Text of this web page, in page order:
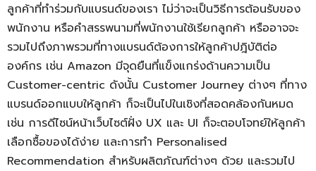
ลูกค้าที่ทำร่วมกับแบรนด์ของเรา ไม่ว่าจะเป็นวิธีการต้อนรับของ
พนักงาน หรือคำสรรพนามที่พนักงานใช้เรียกลูกค้า หรืออาจจะ
รวมไปถึงภาพรวมที่ทางแบรนด์ต้องการให้ลูกค้าปฎิบัติต่อ
องค์กร เช่น Amazon มีจุดยืนที่แข็งแกร่งด้านความเป็น
Customer-centric ดังนั้น Customer Journey ต่างๆ ที่ทาง
แบรนด์ออกแบบให้ลูกค้า ก็จะเป็นไปในเชิงที่สอดคล้องกันหมด
เช่น การดีไซน์หน้าเว็บไซต์ฝั่ง UX และ UI ก็จะตอบโจทย์ให้ลูกค้า
เลือกซื้อของได้ง่าย และการทำ Personalised
Recommendation สำหรับผลิตภัณฑ์ต่างๆ ด้วย และรวมไป